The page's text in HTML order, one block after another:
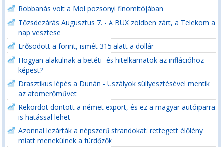
Robbanás volt a Mol pozsonyi finomítójában
Tőzsdezárás Augusztus 7. - A BUX zöldben zárt, a Telekom a
nap vesztese
Erősödött a forint, ismét 315 alatt a dollár
Hogyan alakulnak a betéti- és hitelkamatok az inflációhoz
képest?
Drasztikus lépés a Dunán - Uszályok süllyesztésével mentik
az atomerőművet
Rekordot döntött a német export, és ez a magyar autóiparra
is hatással lehet
Azonnal lezárták a népszerű strandokat: rettegett élőlény
miatt menekülnek a fürdőzők